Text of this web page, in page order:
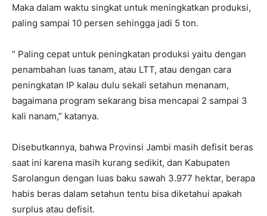
Maka dalam waktu singkat untuk meningkatkan produksi,
paling sampai 10 persen sehingga jadi 5 ton.
” Paling cepat untuk peningkatan produksi yaitu dengan
penambahan luas tanam, atau LTT, atau dengan cara
peningkatan IP kalau dulu sekali setahun menanam,
bagaimana program sekarang bisa mencapai 2 sampai 3
kali nanam,” katanya.
Disebutkannya, bahwa Provinsi Jambi masih defisit beras
saat ini karena masih kurang sedikit, dan Kabupaten
Sarolangun dengan luas baku sawah 3.977 hektar, berapa
habis beras dalam setahun tentu bisa diketahui apakah
surplus atau defisit.